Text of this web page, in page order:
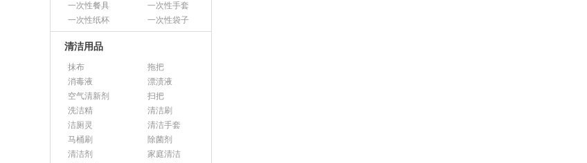
一次性餐具
一次性手套
一次性纸杯
一次性袋子
清洁用品
抹布
拖把
消毒液
漂渍液
空气清新剂
扫把
洗洁精
清洁刷
洁厕灵
清洁手套
马桶刷
除菌剂
清洁剂
家庭清洁